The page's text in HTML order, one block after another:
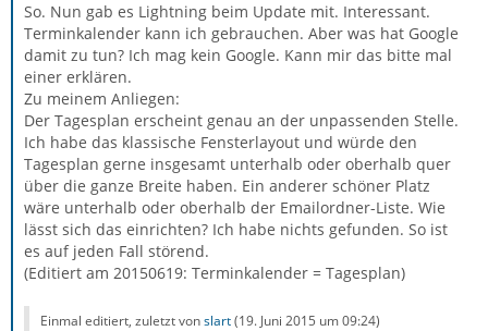
So. Nun gab es Lightning beim Update mit. Interessant.
Terminkalender kann ich gebrauchen. Aber was hat Google
damit zu tun? Ich mag kein Google. Kann mir das bitte mal
einer erklären.
Zu meinem Anliegen:
Der Tagesplan erscheint genau an der unpassenden Stelle.
Ich habe das klassische Fensterlayout und würde den
Tagesplan gerne insgesamt unterhalb oder oberhalb quer
über die ganze Breite haben. Ein anderer schöner Platz
wäre unterhalb oder oberhalb der Emailordner-Liste. Wie
lässt sich das einrichten? Ich habe nichts gefunden. So ist
es auf jeden Fall störend.
(Editiert am 20150619: Terminkalender = Tagesplan)
Einmal editiert, zuletzt vonslart(19. Juni 2015 um 09:24)